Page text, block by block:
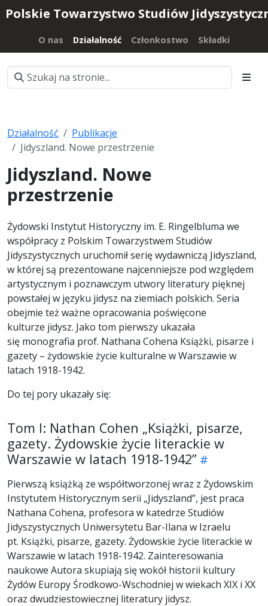
Polskie Towarzystwo Studiów
O nas Działalność Członkostwo Składki
Działalność
Publikacje
Jidyszland. Nowe przestrzenie
Jidyszland. Nowe
przestrzenie
Żydowski Instytut Historyczny im. E. Ringelbluma we
współpracy z Polskim Towarzystwem Studiów
Jidyszystycznych uruchomił serię wydawniczą Jidyszland,
w której są prezentowane najcenniejsze pod względem
artystycznym i poznawczym utwory literatury pięknej
powstałej w języku jidysz na ziemiach polskich. Seria
obejmie też ważne opracowania poświęcone
kulturze jidysz. Jako tom pierwszy ukazała
się monografia prof. Nathana Cohena Książki, pisarze i
gazety – żydowskie życie kulturalne w Warszawie w
latach 1918-1942.
Do tej pory ukazały się:
Tom I: Nathan Cohen „Książki, pisarze,
gazety. Żydowskie życie literackie w
Warszawie w latach 1918-1942”
Pierwszą książką ze współtworzonej wraz z Żydowskim
Instytutem Historycznym serii „Jidyszland”, jest praca
Nathana Cohena, profesora w katedrze Studiów
Jidyszystycznych Uniwersytetu Bar-Ilana w Izraelu
pt. Książki, pisarze, gazety. Żydowskie życie literackie w
Warszawie w latach 1918-1942. Zainteresowania
naukowe Autora skupiają się wokół historii kultury
Żydów Europy Środkowo-Wschodniej w wiekach XIX i XX
oraz dwudziestowiecznej literatury jidysz.